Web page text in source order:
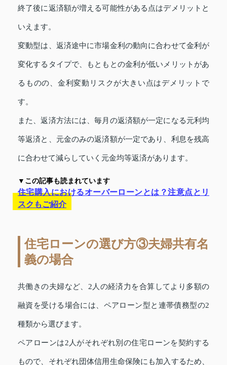
終了後に返済額が増える可能性がある点はデメリットと
いえます。
変動型は、返済途中に市場金利の動向に合わせて金利が
変化するタイプで、もともとの金利が低いメリットがあ
るものの、金利変動リスクが大きい点はデメリットで
す。
また、返済方法には、毎月の返済額が一定になる元利均
等返済と、元金のみの返済額が一定であり、利息を残高
に合わせて減らしていく元金均等返済があります。
▼この記事も読まれています
住宅購入におけるオーバーローンとは？注意点とリ
スクもご紹介
住宅ローンの選び方③夫婦共有名
義の場合
共働きの夫婦など、2人の経済力を合算してより多額の
融資を受ける場合には、ペアローン型と連帯債務型の2
種類から選びます。
ペアローンは2人がそれぞれ別の住宅ローンを契約する
もので、それぞれ団体信用生命保険にも加入するため、